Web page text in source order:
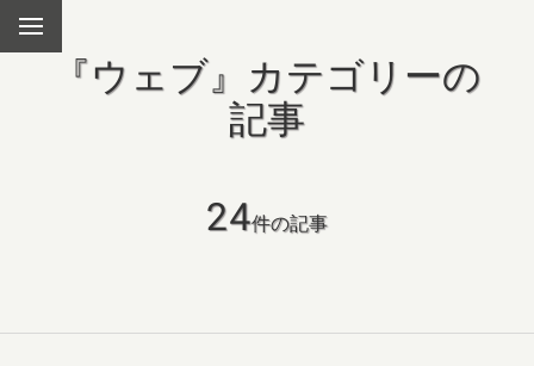
『ウェブ』カテゴリーの
記事
24件の記事